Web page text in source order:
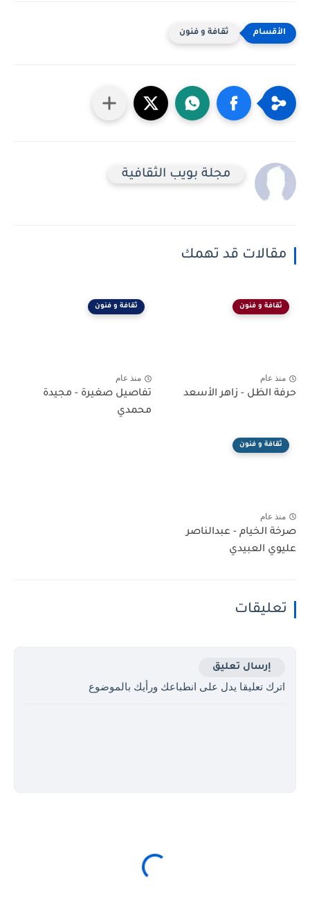
ثقافة و فنون
مجلة بويب الثقافية
مقالات قد تهمك
ثقافة و فنون
منذ عام
حرفة الظل - زاهر الأسعد
ثقافة و فنون
منذ عام
تفاصيل صغيرة - مجيدة
محمدي
ثقافة و فنون
منذ عام
صرخة الخيام - عبدالناصر
عليوي العبيدي
تعليقات
إرسال تعليق
اترك تعليقا يدل على انطباعك ورأيك بالموضوع